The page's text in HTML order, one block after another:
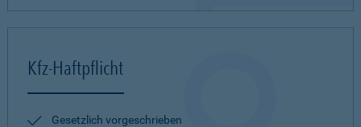
Kfz-Haftpflicht
Gesetzlich vorgeschrieben